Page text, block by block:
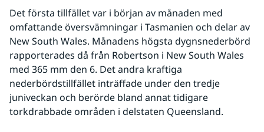
Det första tillfället var i början av månaden med
omfattande översvämningar i Tasmanien och delar av
New South Wales. Månadens högsta dygnsnederbörd
rapporterades då från Robertson i New South Wales
med 365 mm den 6. Det andra kraftiga
nederbördstillfället inträffade under den tredje
juniveckan och berörde bland annat tidigare
torkdrabbade områden i delstaten Queensland.